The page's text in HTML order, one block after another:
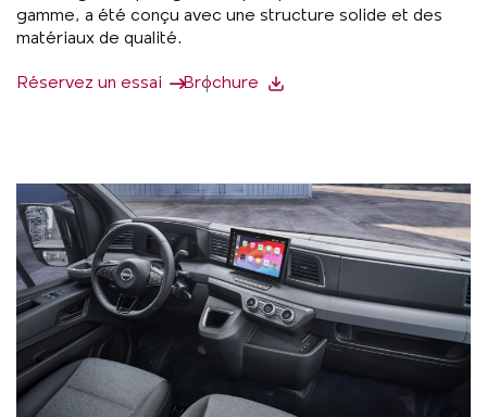
gamme, a été conçu avec une structure solide et des
matériaux de qualité.
Réservez un essai Brochure